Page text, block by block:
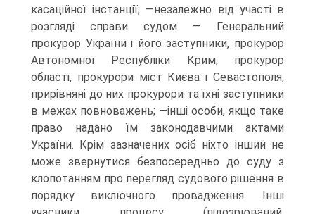
касаційної інстанції; —незалежно від участі в
розгляді справи судом — Генеральний
прокурор України і його заступники, прокурор
Автономної Республіки Крим, прокурор
області, прокурори міст Києва і Севастополя,
прирівняні до них прокурори та їхні заступники
в межах повноважень; —інші особи, якщо таке
право надано їм законодавчими актами
України. Крім зазначених осіб ніхто інший не
може звернутися безпосередньо до суду з
клопотанням про перегляд судового рішення в
порядку виключного провадження. Інші